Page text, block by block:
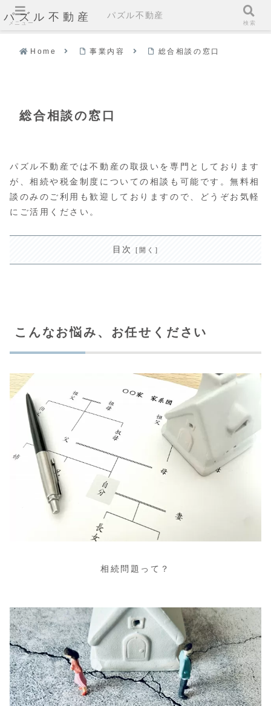
パズル不動産
Home 事業内容 総合相談の窓口
総合相談の窓口
パズル不動産では不動産の取扱いを専門としております
が、相続や税金制度についての相談も可能です。無料相
談のみのご利用も歓迎しておりますので、どうぞお気軽
にご活用ください。
目次
こんなお悩み、お任せください
相続問題って？
メニュー
パズル不動産
検索